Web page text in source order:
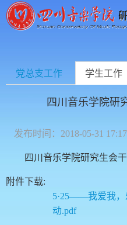
党总支工作 学生工作
四川音乐学院研
发布时间：2018-05-31
四川音乐学院研究生会
附件下载:
5·25——我爱我，
动.pdf